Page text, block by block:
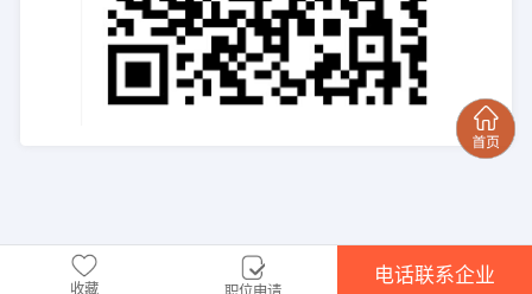
收藏
电话联系企业